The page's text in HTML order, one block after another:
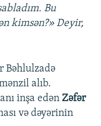
Bu
kimsən?» Deyir,
Bəhlulzadə
alıb.
inşa edənZəfər
və dəyərinin